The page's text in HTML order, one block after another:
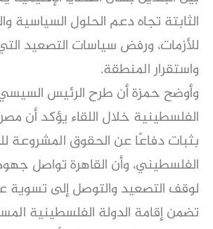
الثابتة تجاه دعم الحلول السياسية
للأزمات، ورفض سياسات التصعيد
واستقرار المنطقة.
وأوضح حمزة أن طرح الرئيس
الفلسطينية خلال اللقاء يؤكد أن
بثبات دفاعًا عن الحقوق المشروعة
الفلسطيني، وأن القاهرة تواصل
لوقف التصعيد والتوصل إلى تسوية
تضمن إقامة الدولة الفلسطينية